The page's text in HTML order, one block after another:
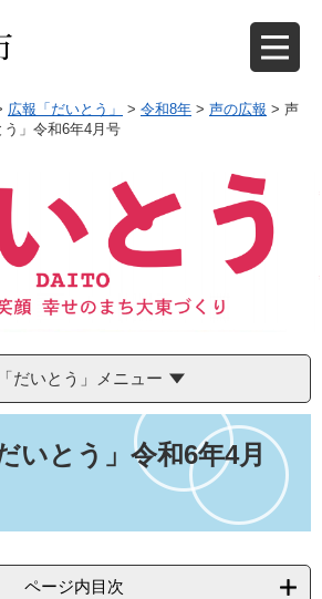
広報「だいとう」 > 令和8年 > 声の広報 > 声
」令和6年4月号
だいとう」メニュー
いとう」令和6年4月
ページ内目次